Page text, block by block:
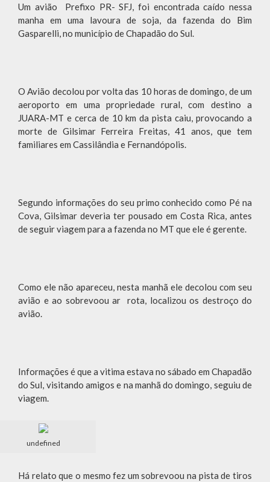
Um avião Prefixo PR- SFJ, foi encontrada caído nessa
manha em uma lavoura de soja, da fazenda do Bim
Gasparelli, no município de Chapadão do Sul.
O Avião decolou por volta das 10 horas de domingo, de um
aeroporto em uma propriedade rural, com destino a
JUARA-MT e cerca de 10 km da pista caiu, provocando a
morte de Gilsimar Ferreira Freitas, 41 anos, que tem
familiares em Cassilândia e Fernandópolis.
Segundo informações do seu primo conhecido como Pé na
Cova, Gilsimar deveria ter pousado em Costa Rica, antes
de seguir viagem para a fazenda no MT que ele é gerente.
Como ele não apareceu, nesta manhã ele decolou com seu
avião e ao sobrevoou ar rota, localizou os destroço do
avião.
Informações é que a vitima estava no sábado em Chapadão
do Sul, visitando amigos e na manhã do domingo, seguiu de
viagem.
undefined
Há relato que o mesmo fez um sobrevoou na pista de tiros